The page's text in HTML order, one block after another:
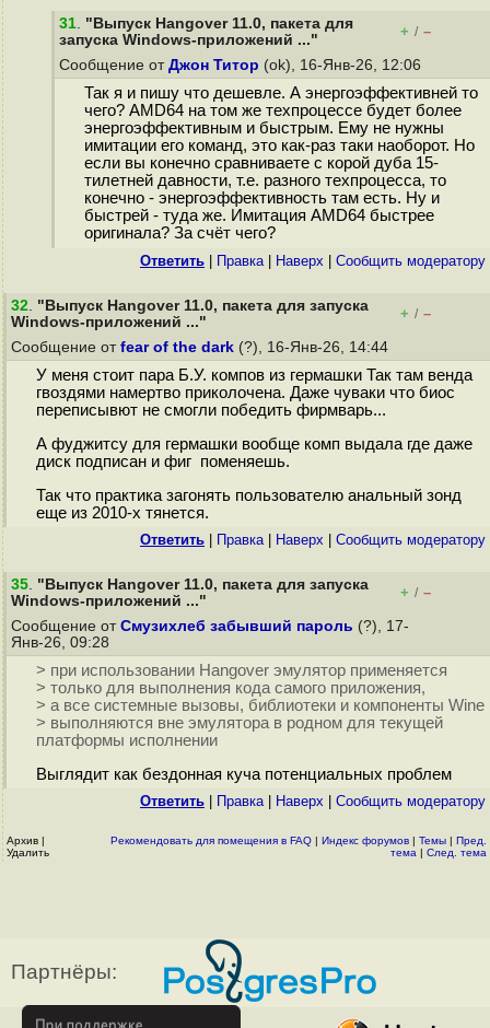
31. "Выпуск Hangover 11.0, пакета для
запуска Windows-приложений ..."
+ / –
Сообщение от Джон Титор (ok), 16-Янв-26, 12:06
Так я и пишу что дешевле. А энергоэффективней то
чего? AMD64 на том же техпроцессе будет более
энергоэффективным и быстрым. Ему не нужны
имитации его команд, это как-раз таки наоборот. Но
если вы конечно сравниваете с корой дуба 15-
тилетней давности, т.е. разного техпроцесса, то
конечно - энергоэффективность там есть. Ну и
быстрей - туда же. Имитация AMD64 быстрее
оригинала? За счёт чего?
Ответить Правка| Наверх Cообщить модератору
32. "Выпуск Hangover 11.0, пакета для запуска
Windows-приложений ..."
+ / –
Сообщение от fear of the dark (?), 16-Янв-26, 14:44
У меня стоит пара Б.У. компов из гермашки Так там венда
гвоздями намертво приколочена. Даже чуваки что биос
переписывют не смогли победить фирмварь...
А фуджитсу для гермашки вообще комп выдала где даже
диск подписан и фиг поменяешь.
Так что практика загонять пользователю анальный зонд
еще из 2010-х тянется.
Ответить Правка| Наверх Cообщить модератору
35. "Выпуск Hangover 11.0, пакета для запуска
Windows-приложений ..."
+ / –
Сообщение от Смузихлеб забывший пароль (?), 17-
Янв-26, 09:28
> при использовании Hangover эмулятор применяется
> только для выполнения кода самого приложения,
> а все системные вызовы, библиотеки и компоненты Wine
> выполняются вне эмулятора в родном для текущей
платформы исполнении
Выглядит как бездонная куча потенциальных проблем
Ответить Правка| Наверх Cообщить модератору
Архив |
Удалить
Рекомендовать для помещения в FAQ | Индекс форумов | Темы | Пред.
тема | След. тема
Партнёры: